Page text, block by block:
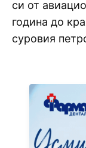
си от
година до
суровия